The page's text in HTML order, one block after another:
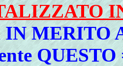
IN MERITO